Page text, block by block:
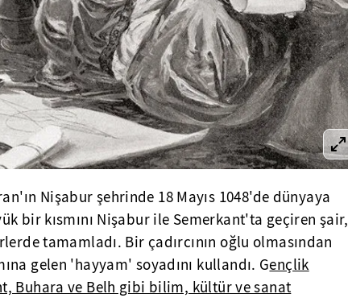
Nişabur şehrinde 18 Mayıs 1048'de dünyaya
bir kısmını Nişabur ile Semerkant'ta geçiren şair,
tamamladı. Bir çadırcının oğlu olmasından
gelen 'hayyam' soyadını kullandı. Gençlik
Buhara ve Belh gibi bilim, kültür ve sanat